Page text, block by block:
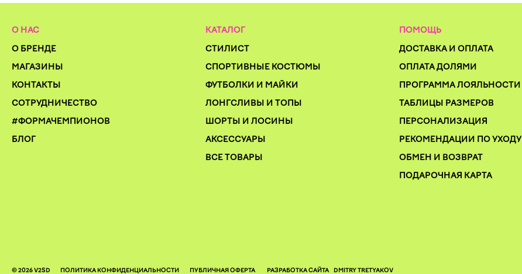
О НАС КАТАЛОГ ПОМОЩЬ
© 2026 V2SD ПОЛИТИКА КОНФИДЕНЦИАЛЬНОСТИ ПУБЛИЧНАЯ ОФЕРТА РАЗРАБОТКА САЙТА DMITRY TRETYAKOV
О БРЕНДЕ
МАГАЗИНЫ
КОНТАКТЫ
#ФОРМАЧЕМПИОНОВ
СОТРУДНИЧЕСТВО
БЛОГ
СПОРТИВНЫЕ КОСТЮМЫ
ФУТБОЛКИ И МАЙКИ
ЛОНГСЛИВЫ И ТОПЫ
ШОРТЫ И ЛОСИНЫ
АКСЕССУАРЫ
ВСЕ ТОВАРЫ
СТИЛИСТ
ДОСТАВКА И ОПЛАТА
ОПЛАТА ДОЛЯМИ
ТАБЛИЦЫ РАЗМЕРОВ
ПРОГРАММА ЛОЯЛЬНОСТИ
ОБМЕН И ВОЗВРАТ
ПОДАРОЧНАЯ КАРТА
РЕКОМЕНДАЦИИ ПО УХОДУ
ПЕРСОНАЛИЗАЦИЯ